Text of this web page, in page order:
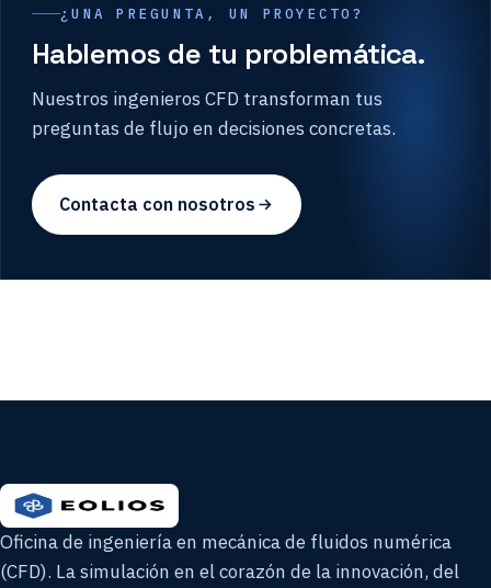
¿UNA PREGUNTA, UN PROYECTO?
Hablemos de tu problemática.
Nuestros ingenieros CFD transforman tus
preguntas de flujo en decisiones concretas.
Contacta con nosotros
Oficina de ingeniería en mecánica de fluidos numérica
(CFD). La simulación en el corazón de la innovación, del